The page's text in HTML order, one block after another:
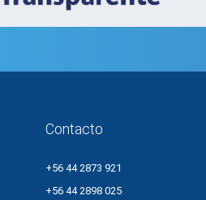
Contacto
+56 44 2873 921
+56 44 2898 025